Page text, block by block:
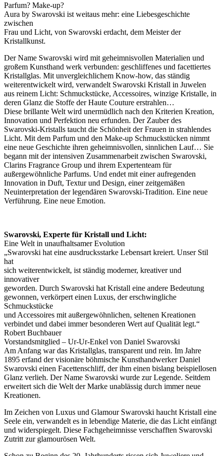
Parfum? Make-up?
Aura by Swarovski ist weitaus mehr: eine Liebesgeschichte
zwischen
Frau und Licht, von Swarovski erdacht, dem Meister der
Kristallkunst.
Der Name Swarovski wird mit geheimnisvollen Materialien und
großem Kunsthand werk verbunden: geschliffenes und facettiertes
Kristallglas. Mit unvergleichlichem Know-how, das ständig
weiterentwickelt wird, verwandelt Swarovski Kristall in Juwelen
aus reinem Licht: Schmuckstücke, Accessoires, winzige Kristalle, in
deren Glanz die Stoffe der Haute Couture erstrahlen…
Diese brillante Welt wird unermüdlich nach den Kriterien Kreation,
Innovation und Perfektion neu erfunden. Der Zauber des
Swarovski-Kristalls taucht die Schönheit der Frauen in strahlendes
Licht. Mit dem Parfum und den Make-up Schmuckstücken nimmt
eine neue Geschichte ihren geheimnisvollen, sinnlichen Lauf… Sie
begann mit der intensiven Zusammenarbeit zwischen Swarovski,
Clarins Fragrance Group und ihrem Expertenteam für
außergewöhnliche Parfums. Und endet mit einer aufregenden
Innovation in Duft, Textur und Design, einer zeitgemäßen
Neuinterpretation der legendären Swarovski-Tradition. Eine neue
Verführung. Eine neue Emotion.
Swarovski, Experte für Kristall und Licht:
Eine Welt in unaufhaltsamer Evolution
„Swarovski hat eine ausdrucksstarke Lebensart kreiert. Unser Stil
hat
sich weiterentwickelt, ist ständig moderner, kreativer und
innovativer
geworden. Durch Swarovski hat Kristall eine andere Bedeutung
gewonnen, verkörpert einen Luxus, der erschwingliche
Schmuckstücke
und Accessoires mit außergewöhnlichen, seltenen Kreationen
verbindet und dabei immer besonderen Wert auf Qualität legt.“
Robert Buchbauer
Vorstandsmitglied – Ur-Ur-Enkel von Daniel Swarovski
Am Anfang war das Kristallglas, transparent und rein. Im Jahre
1895 erfand der visionäre böhmische Kunsthandwerker Daniel
Swarovski einen Facettenschliff, der ihm einen bislang beispiellosen
Glanz verlieh. Der Name Swarovski wurde zur Legende. Seitdem
erweitert sich die Welt der Marke unablässig durch immer neue
Kreationen.
Im Zeichen von Luxus und Glamour Swarovski haucht Kristall eine
Seele ein, verwandelt es in lebendige Materie, die das Licht einfängt
und widerspiegelt. Diese Fachgeheimnisse verschafften Swarovski
Zutritt zur glamourösen Welt.